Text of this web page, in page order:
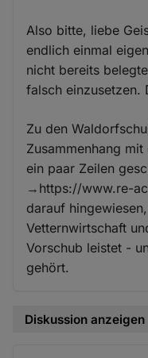
Also bitte, liebe
endlich einmal
nicht bereits
falsch einzusetzen.
Zu den
Zusammenhang
ein paar Zeilen
→https://www.re-
darauf
Vetternwirtschaft
Vorschub leistet -
gehört.
Diskussion anzeigen